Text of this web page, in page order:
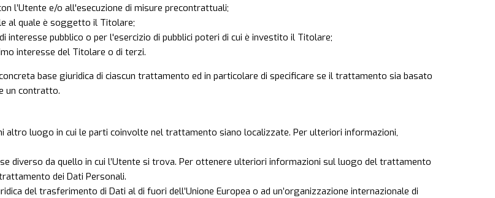
l’Utente e/o all'esecuzione di misure precontrattuali;
al quale è soggetto il Titolare;
pubblico o per l'esercizio di pubblici poteri di cui è investito il Titolare;
interesse del Titolare o di terzi.
base giuridica di ciascun trattamento ed in particolare di specificare se il trattamento sia basato
un contratto.
luogo in cui le parti coinvolte nel trattamento siano localizzate. Per ulteriori informazioni,
diverso da quello in cui l’Utente si trova. Per ottenere ulteriori informazioni sul luogo del trattamento
dei Dati Personali.
del trasferimento di Dati al di fuori dell’Unione Europea o ad un’organizzazione internazionale di